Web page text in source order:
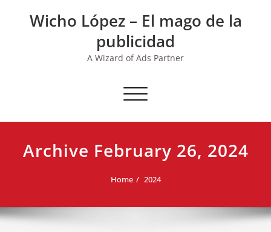
Wicho López – El mago de la
publicidad
A Wizard of Ads Partner
Toggle navigation
Archive February 26, 2024
Home 2024